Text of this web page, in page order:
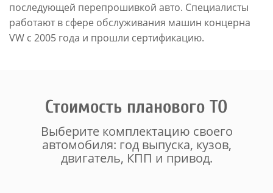
последующей перепрошивкой авто. Специалисты
работают в сфере обслуживания машин концерна
VW с 2005 года и прошли сертификацию.
Стоимость планового ТО
Выберите комплектацию своего
автомобиля: год выпуска, кузов,
двигатель, КПП и привод.